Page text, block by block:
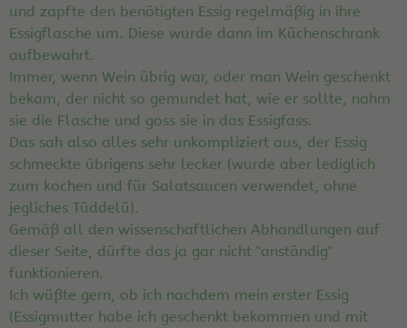
und zapfte den benötigten Essig regelmäßig in ihre
Essigflasche um. Diese wurde dann im Küchenschrank
aufbewahrt.
Immer, wenn Wein übrig war, oder man Wein geschenkt
bekam, der nicht so gemundet hat, wie er sollte, nahm
sie die Flasche und goss sie in das Essigfass.
Das sah also alles sehr unkompliziert aus, der Essig
schmeckte übrigens sehr lecker (wurde aber lediglich
zum kochen und für Salatsaucen verwendet, ohne
jegliches Tüddelü).
Gemäß all den wissenschaftlichen Abhandlungen auf
dieser Seite, dürfte das ja gar nicht "anständig"
funktionieren.
Ich wüßte gern, ob ich nachdem mein erster Essig
(Essigmutter habe ich geschenkt bekommen und mit